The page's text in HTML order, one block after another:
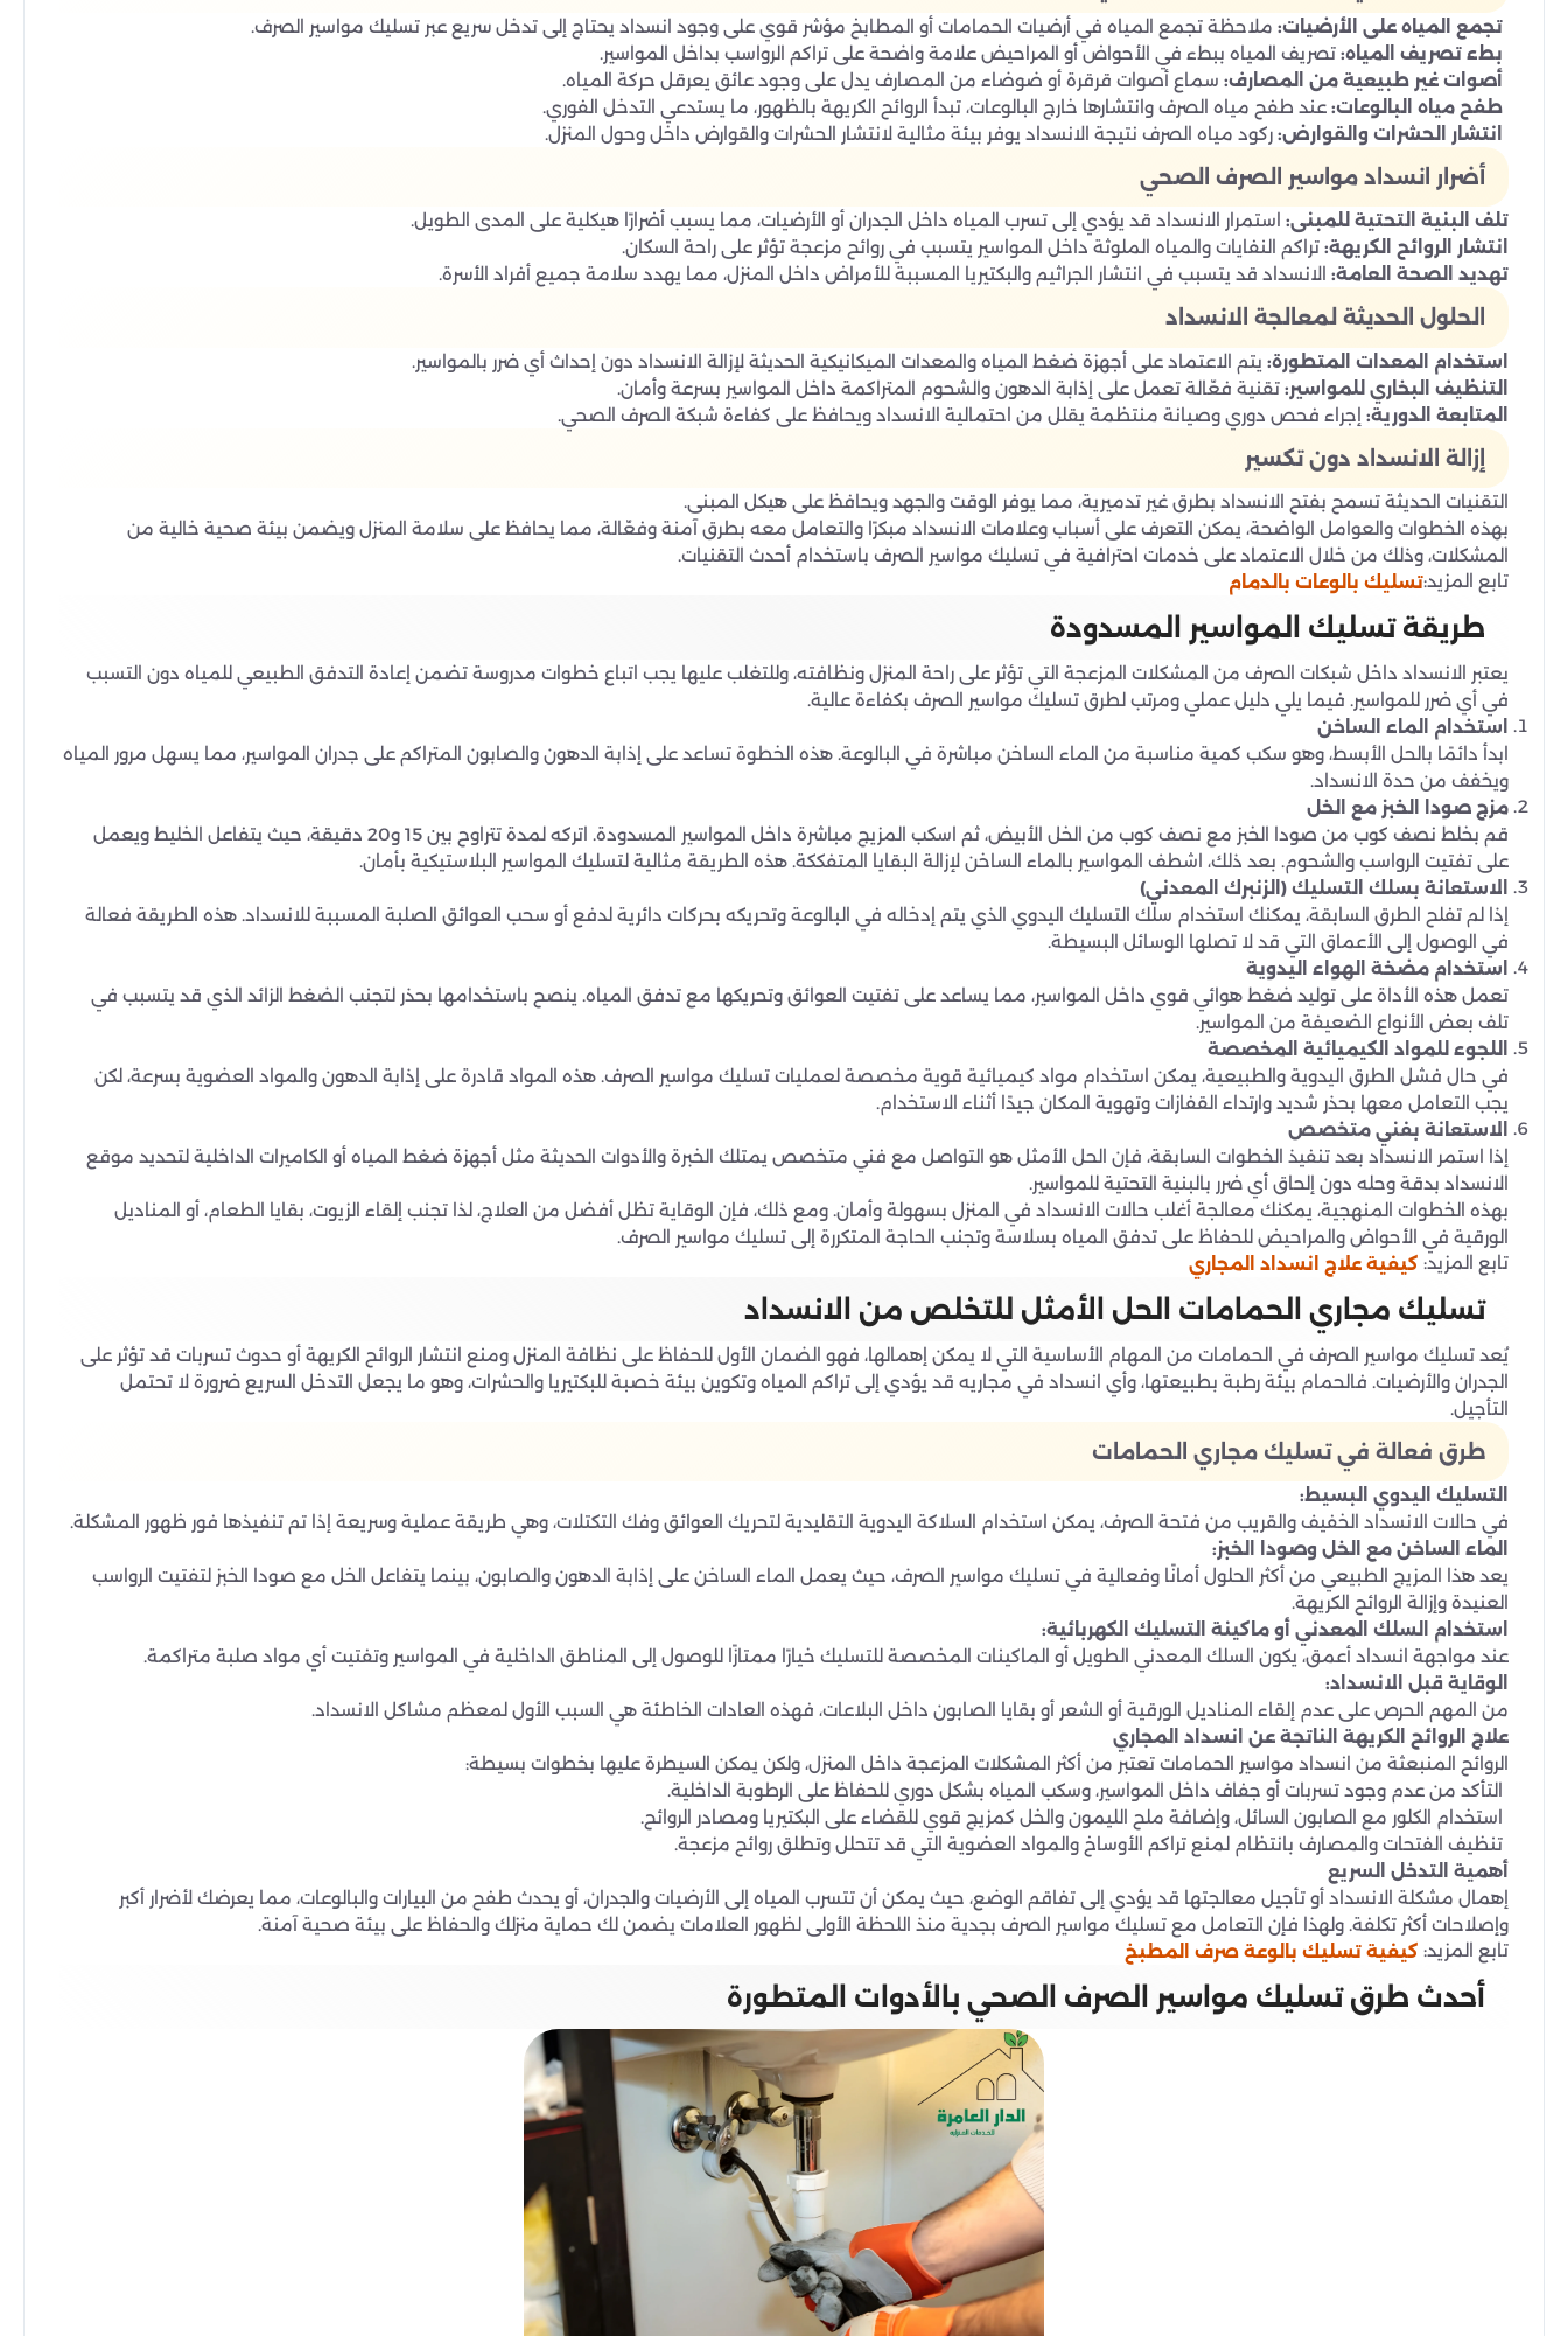
تجمع المياه على الأرضيات: ملاحظة تجمع المياه في أرضيات الحمامات أو المطابخ مؤشر قوي على وجود انسداد يحتاج إلى تدخل سريع عبر تسليك مواسير الصرف.
بطء تصريف المياه: تصريف المياه ببطء في الأحواض أو المراحيض علامة واضحة على تراكم الرواسب بداخل المواسير.
أصوات غير طبيعية من المصارف: سماع أصوات قرقرة أو ضوضاء من المصارف يدل على وجود عائق يعرقل حركة المياه.
طفح مياه البالوعات: عند طفح مياه الصرف وانتشارها خارج البالوعات، تبدأ الروائح الكريهة بالظهور، ما يستدعي التدخل الفوري.
انتشار الحشرات والقوارض: ركود مياه الصرف نتيجة الانسداد يوفر بيئة مثالية لانتشار الحشرات والقوارض داخل وحول المنزل.
أضرار انسداد مواسير الصرف الصحي
تلف البنية التحتية للمبنى: استمرار الانسداد قد يؤدي إلى تسرب المياه داخل الجدران أو الأرضيات، مما يسبب أضرارًا هيكلية على المدى الطويل.
انتشار الروائح الكريهة: تراكم النفايات والمياه الملوثة داخل المواسير يتسبب في روائح مزعجة تؤثر على راحة السكان.
تهديد الصحة العامة: الانسداد قد يتسبب في انتشار الجراثيم والبكتيريا المسببة للأمراض داخل المنزل، مما يهدد سلامة جميع أفراد الأسرة.
الحلول الحديثة لمعالجة الانسداد
استخدام المعدات المتطورة: يتم الاعتماد على أجهزة ضغط المياه والمعدات الميكانيكية الحديثة لإزالة الانسداد دون إحداث أي ضرر بالمواسير.
التنظيف البخاري للمواسير: تقنية فعّالة تعمل على إذابة الدهون والشحوم المتراكمة داخل المواسير بسرعة وأمان.
المتابعة الدورية: إجراء فحص دوري وصيانة منتظمة يقلل من احتمالية الانسداد ويحافظ على كفاءة شبكة الصرف الصحي.
إزالة الانسداد دون تكسير
التقنيات الحديثة تسمح بفتح الانسداد بطرق غير تدميرية، مما يوفر الوقت والجهد ويحافظ على هيكل المبنى.
بهذه الخطوات والعوامل الواضحة، يمكن التعرف على أسباب وعلامات الانسداد مبكرًا والتعامل معه بطرق آمنة وفعّالة، مما يحافظ على سلامة المنزل ويضمن بيئة صحية خالية من
المشكلات، وذلك من خلال الاعتماد على خدمات احترافية في تسليك مواسير الصرف باستخدام أحدث التقنيات.
تابع المزيد:تسليك بالوعات بالدمام
طريقة تسليك المواسير المسدودة
يعتبر الانسداد داخل شبكات الصرف من المشكلات المزعجة التي تؤثر على راحة المنزل ونظافته، وللتغلب عليها يجب اتباع خطوات مدروسة تضمن إعادة التدفق الطبيعي للمياه دون التسبب
في أي ضرر للمواسير. فيما يلي دليل عملي ومرتب لطرق تسليك مواسير الصرف بكفاءة عالية.
استخدام الماء الساخن
ابدأ دائمًا بالحل الأبسط، وهو سكب كمية مناسبة من الماء الساخن مباشرة في البالوعة. هذه الخطوة تساعد على إذابة الدهون والصابون المتراكم على جدران المواسير، مما يسهل مرور المياه
ويخفف من حدة الانسداد.
مزج صودا الخبز مع الخل
قم بخلط نصف كوب من صودا الخبز مع نصف كوب من الخل الأبيض، ثم اسكب المزيج مباشرة داخل المواسير المسدودة. اتركه لمدة تتراوح بين 15 و20 دقيقة، حيث يتفاعل الخليط ويعمل
على تفتيت الرواسب والشحوم. بعد ذلك، اشطف المواسير بالماء الساخن لإزالة البقايا المتفككة. هذه الطريقة مثالية لتسليك المواسير البلاستيكية بأمان.
الاستعانة بسلك التسليك (الزنبرك المعدني)
إذا لم تفلح الطرق السابقة، يمكنك استخدام سلك التسليك اليدوي الذي يتم إدخاله في البالوعة وتحريكه بحركات دائرية لدفع أو سحب العوائق الصلبة المسببة للانسداد. هذه الطريقة فعالة
في الوصول إلى الأعماق التي قد لا تصلها الوسائل البسيطة.
استخدام مضخة الهواء اليدوية
تعمل هذه الأداة على توليد ضغط هوائي قوي داخل المواسير، مما يساعد على تفتيت العوائق وتحريكها مع تدفق المياه. ينصح باستخدامها بحذر لتجنب الضغط الزائد الذي قد يتسبب في
تلف بعض الأنواع الضعيفة من المواسير.
اللجوء للمواد الكيميائية المخصصة
في حال فشل الطرق اليدوية والطبيعية، يمكن استخدام مواد كيميائية قوية مخصصة لعمليات تسليك مواسير الصرف. هذه المواد قادرة على إذابة الدهون والمواد العضوية بسرعة، لكن
يجب التعامل معها بحذر شديد وارتداء القفازات وتهوية المكان جيدًا أثناء الاستخدام.
الاستعانة بفني متخصص
إذا استمر الانسداد بعد تنفيذ الخطوات السابقة، فإن الحل الأمثل هو التواصل مع فني متخصص يمتلك الخبرة والأدوات الحديثة مثل أجهزة ضغط المياه أو الكاميرات الداخلية لتحديد موقع
الانسداد بدقة وحله دون إلحاق أي ضرر بالبنية التحتية للمواسير.
بهذه الخطوات المنهجية، يمكنك معالجة أغلب حالات الانسداد في المنزل بسهولة وأمان. ومع ذلك، فإن الوقاية تظل أفضل من العلاج، لذا تجنب إلقاء الزيوت، بقايا الطعام، أو المناديل
الورقية في الأحواض والمراحيض للحفاظ على تدفق المياه بسلاسة وتجنب الحاجة المتكررة إلى تسليك مواسير الصرف.
تابع المزيد: كيفية علاج انسداد المجاري
تسليك مجاري الحمامات الحل الأمثل للتخلص من الانسداد
يُعد تسليك مواسير الصرف في الحمامات من المهام الأساسية التي لا يمكن إهمالها، فهو الضمان الأول للحفاظ على نظافة المنزل ومنع انتشار الروائح الكريهة أو حدوث تسربات قد تؤثر على
الجدران والأرضيات. فالحمام بيئة رطبة بطبيعتها، وأي انسداد في مجاريه قد يؤدي إلى تراكم المياه وتكوين بيئة خصبة للبكتيريا والحشرات، وهو ما يجعل التدخل السريع ضرورة لا تحتمل
التأجيل.
طرق فعالة في تسليك مجاري الحمامات
التسليك اليدوي البسيط:
في حالات الانسداد الخفيف والقريب من فتحة الصرف، يمكن استخدام السلاكة اليدوية التقليدية لتحريك العوائق وفك التكتلات، وهي طريقة عملية وسريعة إذا تم تنفيذها فور ظهور المشكلة.
الماء الساخن مع الخل وصودا الخبز:
يعد هذا المزيج الطبيعي من أكثر الحلول أمانًا وفعالية في تسليك مواسير الصرف، حيث يعمل الماء الساخن على إذابة الدهون والصابون، بينما يتفاعل الخل مع صودا الخبز لتفتيت الرواسب
العنيدة وإزالة الروائح الكريهة.
استخدام السلك المعدني أو ماكينة التسليك الكهربائية:
عند مواجهة انسداد أعمق، يكون السلك المعدني الطويل أو الماكينات المخصصة للتسليك خيارًا ممتازًا للوصول إلى المناطق الداخلية في المواسير وتفتيت أي مواد صلبة متراكمة.
الوقاية قبل الانسداد:
من المهم الحرص على عدم إلقاء المناديل الورقية أو الشعر أو بقايا الصابون داخل البلاعات، فهذه العادات الخاطئة هي السبب الأول لمعظم مشاكل الانسداد.
علاج الروائح الكريهة الناتجة عن انسداد المجاري
الروائح المنبعثة من انسداد مواسير الحمامات تعتبر من أكثر المشكلات المزعجة داخل المنزل، ولكن يمكن السيطرة عليها بخطوات بسيطة:
التأكد من عدم وجود تسربات أو جفاف داخل المواسير، وسكب المياه بشكل دوري للحفاظ على الرطوبة الداخلية.
استخدام الكلور مع الصابون السائل، وإضافة ملح الليمون والخل كمزيج قوي للقضاء على البكتيريا ومصادر الروائح.
تنظيف الفتحات والمصارف بانتظام لمنع تراكم الأوساخ والمواد العضوية التي قد تتحلل وتطلق روائح مزعجة.
أهمية التدخل السريع
إهمال مشكلة الانسداد أو تأجيل معالجتها قد يؤدي إلى تفاقم الوضع، حيث يمكن أن تتسرب المياه إلى الأرضيات والجدران، أو يحدث طفح من البيارات والبالوعات، مما يعرضك لأضرار أكبر
وإصلاحات أكثر تكلفة. ولهذا فإن التعامل مع تسليك مواسير الصرف بجدية منذ اللحظة الأولى لظهور العلامات يضمن لك حماية منزلك والحفاظ على بيئة صحية آمنة.
تابع المزيد: كيفية تسليك بالوعة صرف المطبخ
أحدث طرق تسليك مواسير الصرف الصحي بالأدوات المتطورة